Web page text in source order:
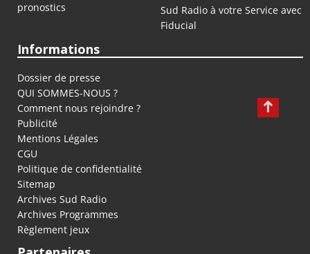
pronostics
Sud Radio à votre Service avec
Fiducial
Informations
Dossier de presse
QUI SOMMES-NOUS ?
Comment nous rejoindre ?
Publicité
Mentions Légales
CGU
Politique de confidentialité
Sitemap
Archives Sud Radio
Archives Programmes
Règlement jeux